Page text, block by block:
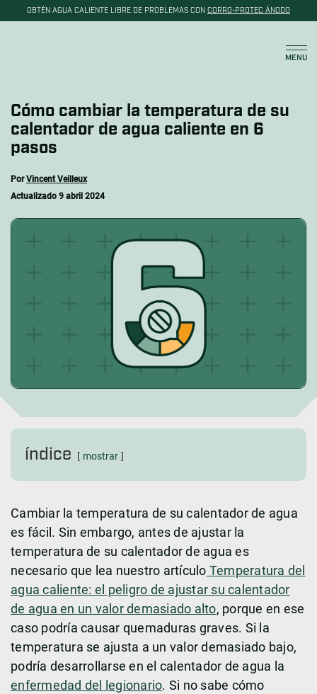
OBTÉN AGUA CALIENTE LIBRE DE PROBLEMAS CON CORRO-PROTEC ÁNODO
CarritoMENU
Cómo cambiar la temperatura de su
calentador de agua caliente en 6
pasos
PorVincent Veilleux
Actualizado 9 abril 2024
índice mostrar
Cambiar la temperatura de su calentador de agua
es fácil. Sin embargo, antes de ajustar la
temperatura de su calentador de agua es
necesario que lea nuestro artículo Temperatura del
agua caliente: el peligro de ajustar su calentador
de agua en un valor demasiado alto, porque en ese
caso podría causar quemaduras graves. Si la
temperatura se ajusta a un valor demasiado bajo,
podría desarrollarse en el calentador de agua la
enfermedad del legionario. Si no sabe cómo